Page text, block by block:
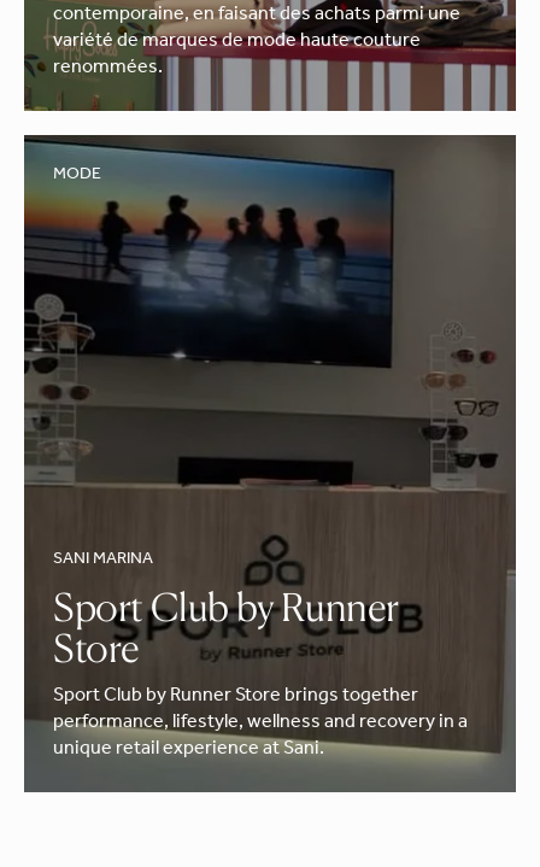
contemporaine, en faisant des achats parmi une
variété de marques de mode haute couture
renommées.
MODE
SANI MARINA
Sport Club by Runner
Store
Sport Club by Runner Store brings together
performance, lifestyle, wellness and recovery in a
unique retail experience at Sani.